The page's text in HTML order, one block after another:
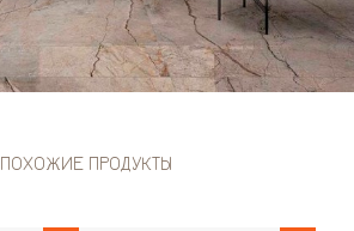
ПОХОЖИЕ ПРОДУКТЫ